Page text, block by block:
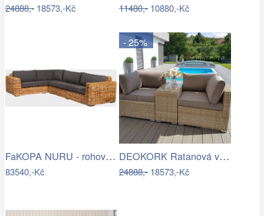
24888,-18573,-Kč 11480,-10880,-Kč
FaKOPA NURU - rohová sedačka Becky Mdum
83540,-Kč
- 25%
DEOKORK Ratanová variabilní sestava…
24888,-18573,-Kč